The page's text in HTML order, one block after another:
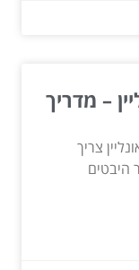
– מדריך
צריך
היבטים